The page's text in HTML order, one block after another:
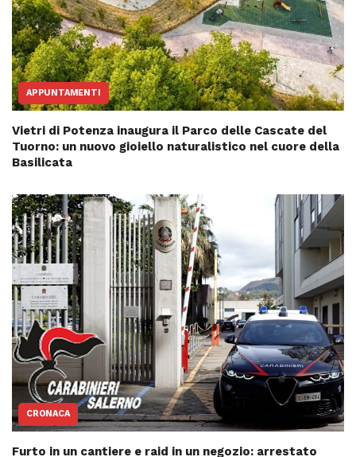
APPUNTAMENTI
Vietri di Potenza inaugura il Parco delle Cascate del
Tuorno: un nuovo gioiello naturalistico nel cuore della
Basilicata
CRONACA
Furto in un cantiere e raid in un negozio: arrestato